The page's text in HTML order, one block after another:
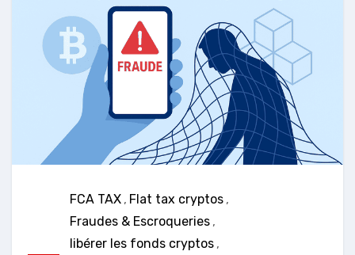
FCA TAX , Flat tax cryptos ,
Fraudes & Escroqueries ,
libérer les fonds cryptos ,